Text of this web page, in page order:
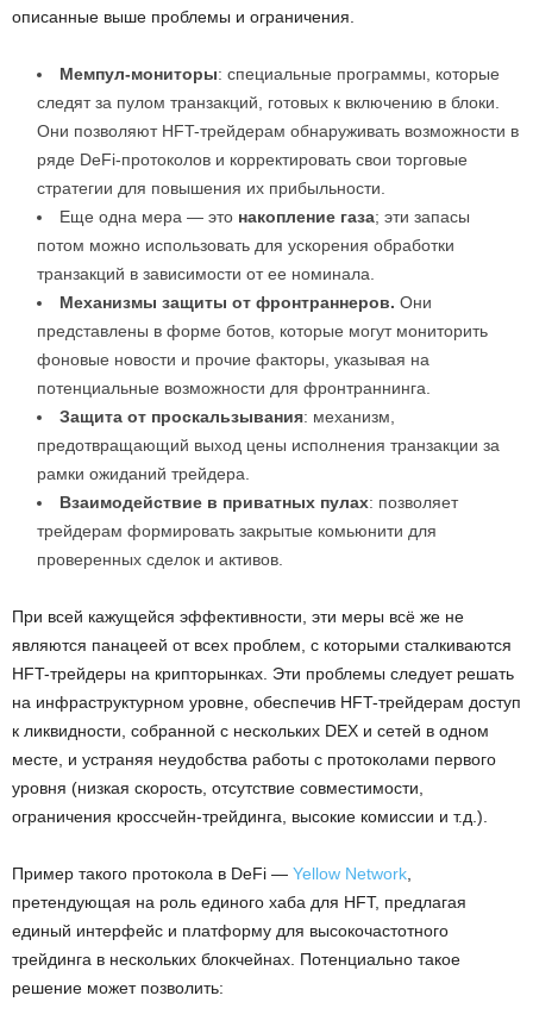
описанные выше проблемы и ограничения.
Мемпул-мониторы: специальные программы, которые
следят за пулом транзакций, готовых к включению в блоки.
Они позволяют HFT-трейдерам обнаруживать возможности в
ряде DeFi-протоколов и корректировать свои торговые
стратегии для повышения их прибыльности.
Еще одна мера — это накопление газа; эти запасы
потом можно использовать для ускорения обработки
транзакций в зависимости от ее номинала.
Механизмы защиты от фронтраннеров. Они
представлены в форме ботов, которые могут мониторить
фоновые новости и прочие факторы, указывая на
потенциальные возможности для фронтраннинга.
Защита от проскальзывания: механизм,
предотвращающий выход цены исполнения транзакции за
рамки ожиданий трейдера.
Взаимодействие в приватных пулах: позволяет
трейдерам формировать закрытые комьюнити для
проверенных сделок и активов.
При всей кажущейся эффективности, эти меры всё же не
являются панацеей от всех проблем, с которыми сталкиваются
HFT-трейдеры на крипторынках. Эти проблемы следует решать
на инфраструктурном уровне, обеспечив HFT-трейдерам доступ
к ликвидности, собранной с нескольких DEX и сетей в одном
месте, и устраняя неудобства работы с протоколами первого
уровня (низкая скорость, отсутствие совместимости,
ограничения кроссчейн-трейдинга, высокие комиссии и т.д.).
Пример такого протокола в DeFi — Yellow Network
претендующая на роль единого хаба для HFT, предлагая
единый интерфейс и платформу для высокочастотного
трейдинга в нескольких блокчейнах. Потенциально такое
решение может позволить: